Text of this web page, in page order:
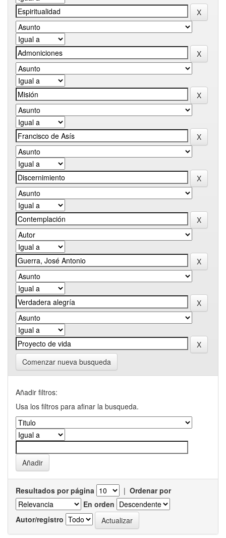
Comenzar nueva busqueda
Añadir filtros:
Usa los filtros para afinar la busqueda.
Resultados por página | Ordenar por
En orden
Autor/registro